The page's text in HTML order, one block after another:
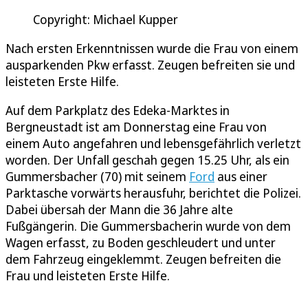
Copyright: Michael Kupper
Nach ersten Erkenntnissen wurde die Frau von einem
ausparkenden Pkw erfasst. Zeugen befreiten sie und
leisteten Erste Hilfe.
Auf dem Parkplatz des Edeka-Marktes in
Bergneustadt ist am Donnerstag eine Frau von
einem Auto angefahren und lebensgefährlich verletzt
worden. Der Unfall geschah gegen 15.25 Uhr, als ein
Gummersbacher (70) mit seinem Ford aus einer
Parktasche vorwärts herausfuhr, berichtet die Polizei.
Dabei übersah der Mann die 36 Jahre alte
Fußgängerin. Die Gummersbacherin wurde von dem
Wagen erfasst, zu Boden geschleudert und unter
dem Fahrzeug eingeklemmt. Zeugen befreiten die
Frau und leisteten Erste Hilfe.